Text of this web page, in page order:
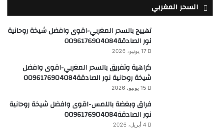
السحر المغربي
تهييج بالسحر المغربي-اقوى وافضل شيخة روحانية
نور الصادقة0096176904084
17 يونيو، 2026
كراهية وتفريق بالسحر المغربي-اقوى وافضل
شيخة روحانية نور الصادقة0096176904084
15 يونيو، 2026
فراق وبغضة باللمس-اقوى وافضل شيخة روحانية
نور الصادقة0096176904084
4 أبريل، 2026